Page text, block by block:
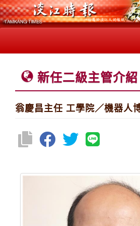
新任二級主管介紹
翁慶昌主任 工學院／機器人